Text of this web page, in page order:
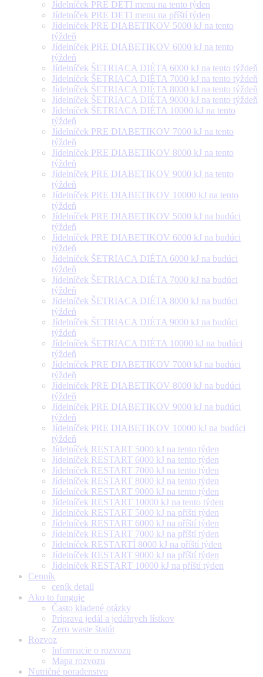
Jídelníček PRE DETI menu na tento týden
Jídelníček PRE DETI menu na příští týden
Jídelníček PRE DIABETIKOV 5000 kJ na tento
týždeň
Jídelníček PRE DIABETIKOV 6000 kJ na tento
týždeň
Jídelníček ŠETRIACA DIÉTA 6000 kJ na tento týždeň
Jídelníček ŠETRIACA DIÉTA 7000 kJ na tento týždeň
Jídelníček ŠETRIACA DIÉTA 8000 kJ na tento týždeň
Jídelníček ŠETRIACA DIÉTA 9000 kJ na tento týždeň
Jídelníček ŠETRIACA DIÉTA 10000 kJ na tento
týždeň
Jídelníček PRE DIABETIKOV 7000 kJ na tento
týždeň
Jídelníček PRE DIABETIKOV 8000 kJ na tento
týždeň
Jídelníček PRE DIABETIKOV 9000 kJ na tento
týždeň
Jídelníček PRE DIABETIKOV 10000 kJ na tento
týždeň
Jídelníček PRE DIABETIKOV 5000 kJ na budúci
týždeň
Jídelníček PRE DIABETIKOV 6000 kJ na budúci
týždeň
Jídelníček ŠETRIACA DIÉTA 6000 kJ na budúci
týždeň
Jídelníček ŠETRIACA DIÉTA 7000 kJ na budúci
týždeň
Jídelníček ŠETRIACA DIÉTA 8000 kJ na budúci
týždeň
Jídelníček ŠETRIACA DIÉTA 9000 kJ na budúci
týždeň
Jídelníček ŠETRIACA DIÉTA 10000 kJ na budúci
týždeň
Jídelníček PRE DIABETIKOV 7000 kJ na budúci
týždeň
Jídelníček PRE DIABETIKOV 8000 kJ na budúci
týždeň
Jídelníček PRE DIABETIKOV 9000 kJ na budúci
týždeň
Jídelníček PRE DIABETIKOV 10000 kJ na budúci
týždeň
Jídelníček RESTART 5000 kJ na tento týden
Jídelníček RESTART 6000 kJ na tento týden
Jídelníček RESTART 7000 kJ na tento týden
Jídelníček RESTART 8000 kJ na tento týden
Jídelníček RESTART 9000 kJ na tento týden
Jídelníček RESTART 10000 kJ na tento týden
Jídelníček RESTART 5000 kJ na příští týden
Jídelníček RESTART 6000 kJ na příští týden
Jídelníček RESTART 7000 kJ na příští týden
Jídelníček RESTARTÍ 8000 kJ na příští týden
Jídelníček RESTART 9000 kJ na příští týden
Jídelníček RESTART 10000 kJ na příští týden
Cenník
ceník detail
Ako to funguje
Často kladené otázky
Príprava jedál a jedálnych lístkov
Zero waste štatút
Rozvoz
Informacie o rozvozu
Mapa rozvozu
Nutričné poradenstvo